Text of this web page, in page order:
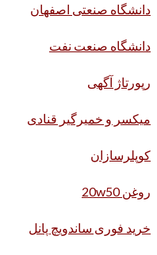
دانشگاه صنعتی اصفهان
دانشگاه صنعت نفت
رپورتاژ آگهی
میکسر و خمیرگیر قنادی
کوپلرسازان
روغن 20w50
خرید فوری ساندویچ پانل